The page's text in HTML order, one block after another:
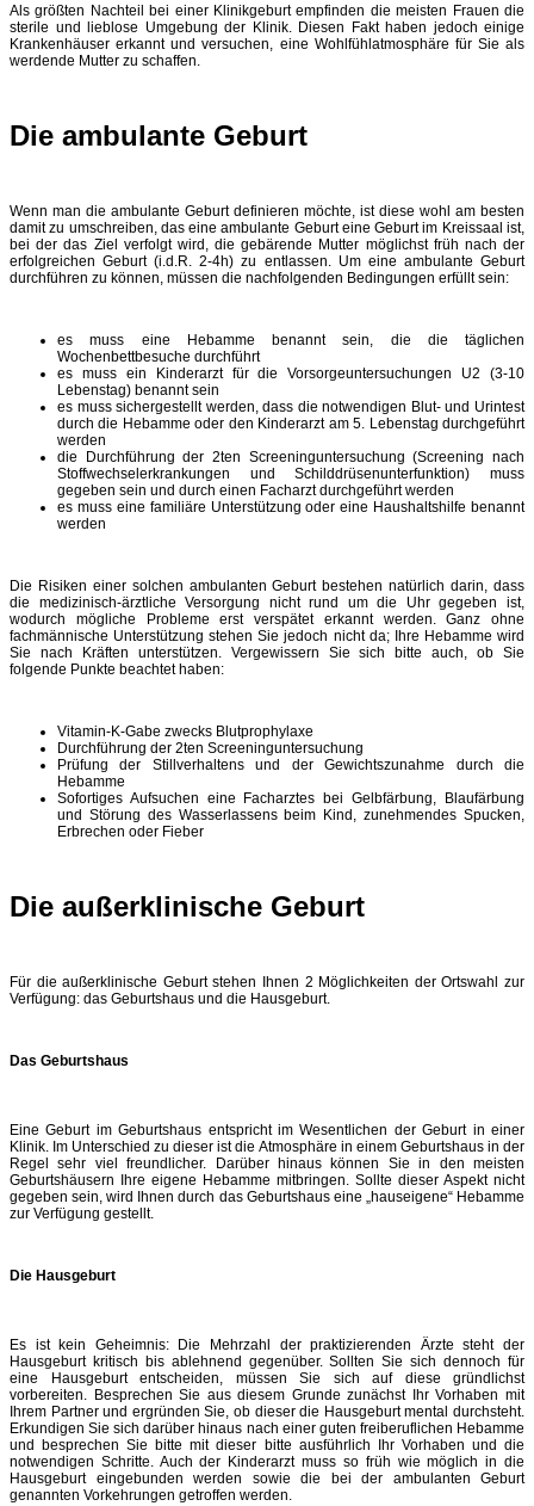
Als größten Nachteil bei einer Klinikgeburt empfinden die meisten Frauen die
sterile und lieblose Umgebung der Klinik. Diesen Fakt haben jedoch einige
Krankenhäuser erkannt und versuchen, eine Wohlfühlatmosphäre für Sie als
werdende Mutter zu schaffen.
Die ambulante Geburt
Wenn man die ambulante Geburt definieren möchte, ist diese wohl am besten
damit zu umschreiben, das eine ambulante Geburt eine Geburt im Kreissaal ist,
bei der das Ziel verfolgt wird, die gebärende Mutter möglichst früh nach der
erfolgreichen Geburt (i.d.R. 2-4h) zu entlassen. Um eine ambulante Geburt
durchführen zu können, müssen die nachfolgenden Bedingungen erfüllt sein:
es muss eine Hebamme benannt sein, die die täglichen
Wochenbettbesuche durchführt
es muss ein Kinderarzt für die Vorsorgeuntersuchungen U2 (3-10
Lebenstag) benannt sein
es muss sichergestellt werden, dass die notwendigen Blut- und Urintest
durch die Hebamme oder den Kinderarzt am 5. Lebenstag durchgeführt
werden
die Durchführung der 2ten Screeninguntersuchung (Screening nach
Stoffwechselerkrankungen und Schilddrüsenunterfunktion) muss
gegeben sein und durch einen Facharzt durchgeführt werden
es muss eine familiäre Unterstützung oder eine Haushaltshilfe benannt
werden
Die Risiken einer solchen ambulanten Geburt bestehen natürlich darin, dass
die medizinisch-ärztliche Versorgung nicht rund um die Uhr gegeben ist,
wodurch mögliche Probleme erst verspätet erkannt werden. Ganz ohne
fachmännische Unterstützung stehen Sie jedoch nicht da; Ihre Hebamme wird
Sie nach Kräften unterstützen. Vergewissern Sie sich bitte auch, ob Sie
folgende Punkte beachtet haben:
Vitamin-K-Gabe zwecks Blutprophylaxe
Durchführung der 2ten Screeninguntersuchung
Prüfung der Stillverhaltens und der Gewichtszunahme durch die
Hebamme
Sofortiges Aufsuchen eine Facharztes bei Gelbfärbung, Blaufärbung
und Störung des Wasserlassens beim Kind, zunehmendes Spucken,
Erbrechen oder Fieber
Die außerklinische Geburt
Für die außerklinische Geburt stehen Ihnen 2 Möglichkeiten der Ortswahl zur
Verfügung: das Geburtshaus und die Hausgeburt.
Das Geburtshaus
Eine Geburt im Geburtshaus entspricht im Wesentlichen der Geburt in einer
Klinik. Im Unterschied zu dieser ist die Atmosphäre in einem Geburtshaus in der
Regel sehr viel freundlicher. Darüber hinaus können Sie in den meisten
Geburtshäusern Ihre eigene Hebamme mitbringen. Sollte dieser Aspekt nicht
gegeben sein, wird Ihnen durch das Geburtshaus eine „hauseigene“ Hebamme
zur Verfügung gestellt.
Die Hausgeburt
Es ist kein Geheimnis: Die Mehrzahl der praktizierenden Ärzte steht der
Hausgeburt kritisch bis ablehnend gegenüber. Sollten Sie sich dennoch für
eine Hausgeburt entscheiden, müssen Sie sich auf diese gründlichst
vorbereiten. Besprechen Sie aus diesem Grunde zunächst Ihr Vorhaben mit
Ihrem Partner und ergründen Sie, ob dieser die Hausgeburt mental durchsteht.
Erkundigen Sie sich darüber hinaus nach einer guten freiberuflichen Hebamme
und besprechen Sie bitte mit dieser bitte ausführlich Ihr Vorhaben und die
notwendigen Schritte. Auch der Kinderarzt muss so früh wie möglich in die
Hausgeburt eingebunden werden sowie die bei der ambulanten Geburt
genannten Vorkehrungen getroffen werden.